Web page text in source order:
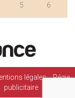
5 6
légales
Régie
publicitaire